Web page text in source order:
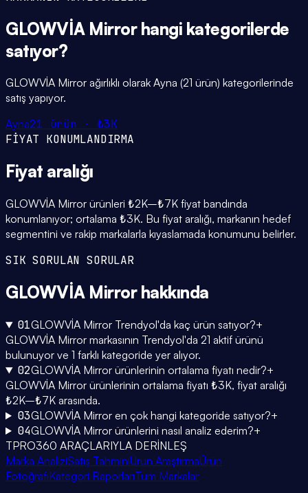
GLOWVİA Mirrorhangi kategorilerde
satıyor?
GLOWVİA Mirror ağırlıklı olarak Ayna (21 ürün) kategorilerinde
satış yapıyor.
Ayna21 ürün ·₺3K
FİYAT KONUMLANDIRMA
Fiyat aralığı
GLOWVİA Mirror ürünleri ₺2K–₺7K fiyat bandında
konumlanıyor; ortalama ₺3K. Bu fiyat aralığı, markanın hedef
segmentini ve rakip markalarla kıyaslamada konumunu belirler.
SIK SORULAN SORULAR
GLOWVİA Mirrorhakkında
01GLOWVİA Mirror Trendyol'da kaç ürün satıyor?+
GLOWVİA Mirror markasının Trendyol'da 21 aktif ürünü
bulunuyor ve 1 farklı kategoride yer alıyor.
02GLOWVİA Mirror ürünlerinin ortalama fiyatı nedir?+
GLOWVİA Mirror ürünlerinin ortalama fiyatı ₺3K, fiyat aralığı
₺2K–₺7K arasında.
03GLOWVİA Mirror en çok hangi kategoride satıyor?+
04GLOWVİA Mirror ürünlerini nasıl analiz ederim?+
TPRO360 ARAÇLARIYLA DERİNLEŞ
Marka AnaliziSatış TahminiÜrün AraştırmaÜrün
FotoğrafıKategori RaporlarıTüm Markalar